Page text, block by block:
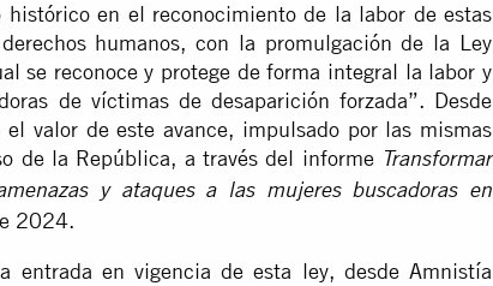
en el reconocimiento de la labor de estas
humanos, con la promulgación de la Ley
se reconoce y protege de forma integral la labor y
de víctimas de desaparición forzada”. Desde
valor de este avance, impulsado por las mismas
de la República, a través del informe Transformar
y ataques a las mujeres buscadoras en
2024.
entrada en vigencia de esta ley, desde Amnistía